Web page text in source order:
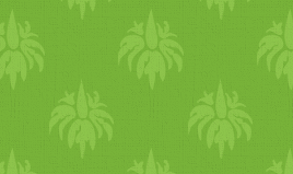
egy
katt ide.